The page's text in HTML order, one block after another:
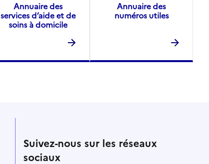
Annuaire des
services d’aide et de
soins à domicile
Annuaire des
numéros utiles
Suivez-nous sur les réseaux
sociaux